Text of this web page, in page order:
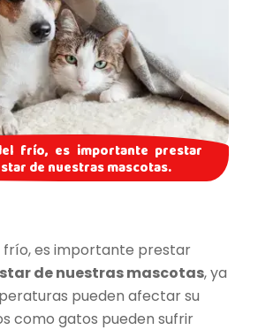
frío, es importante prestar
de nuestras mascotas.
frío, es importante prestar
de nuestras mascotas, ya
pueden afectar su
como gatos pueden sufrir